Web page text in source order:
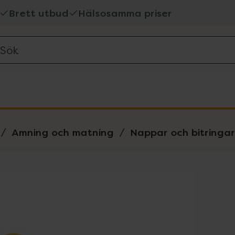
Brett utbud Hälsosamma priser
Sök
Amning och matning Nappar och bitringar